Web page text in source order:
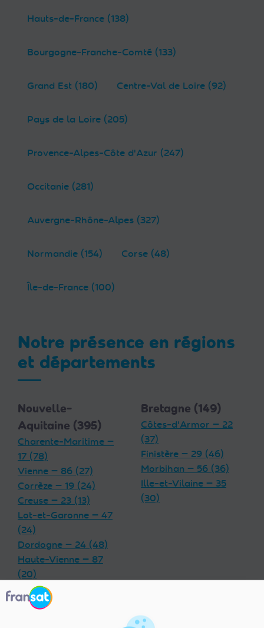
Hauts-de-France (138)
Bourgogne-Franche-Comté (133)
Grand Est (180) Centre-Val de Loire (92)
Pays de la Loire (205)
Provence-Alpes-Côte d'Azur (247)
Occitanie (281)
Auvergne-Rhône-Alpes (327)
Normandie (154) Corse (48)
Île-de-France (100)
Notre présence en régions
et départements
Nouvelle-
Aquitaine (395)
Charente-Maritime —
17 (78)
Vienne — 86 (27)
Corrèze — 19 (24)
Creuse — 23 (13)
Lot-et-Garonne — 47
(24)
Dordogne — 24 (48)
Haute-Vienne — 87
(20)
Charente — 16 (32)
Landes — 40 (33)
Bretagne (149)
Côtes-d'Armor — 22
(37)
Finistère — 29 (46)
Morbihan — 56 (36)
Ille-et-Vilaine — 35
(30)